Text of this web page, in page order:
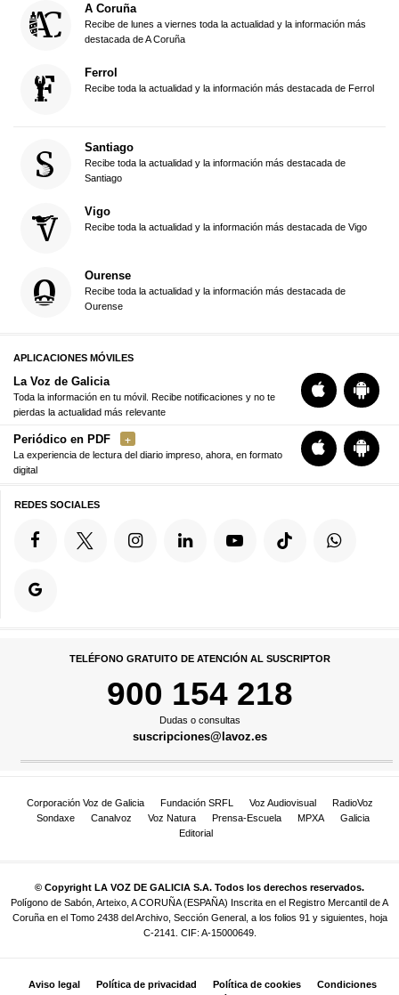
A Coruña
Recibe de lunes a viernes toda la actualidad y la información más
destacada de A Coruña
Ferrol
Recibe toda la actualidad y la información más destacada de Ferrol
Santiago
Recibe toda la actualidad y la información más destacada de
Santiago
Vigo
Recibe toda la actualidad y la información más destacada de Vigo
Ourense
Recibe toda la actualidad y la información más destacada de
Ourense
APLICACIONES MÓVILES
La Voz de Galicia
Toda la información en tu móvil. Recibe notificaciones y no te
pierdas la actualidad más relevante
Periódico en PDF
La experiencia de lectura del diario impreso, ahora, en formato
digital
REDES SOCIALES
TELÉFONO GRATUITO DE ATENCIÓN AL SUSCRIPTOR
900 154 218
Dudas o consultas
suscripciones@lavoz.es
Corporación Voz de Galicia Fundación SRFL Voz Audiovisual
RadioVoz
Sondaxe
Canalvoz Voz Natura Prensa-Escuela MPXA
Galicia
Editorial
© Copyright LA VOZ DE GALICIA S.A. Todos los derechos reservados.
Polígono de Sabón, Arteixo, A CORUÑA (ESPAÑA) Inscrita en el Registro Mercantil de A
Coruña en el Tomo 2438 del Archivo, Sección General, a los folios 91 y siguientes, hoja
C-2141. CIF: A-15000649.
Aviso legal Política de privacidad Política de cookies
Condiciones